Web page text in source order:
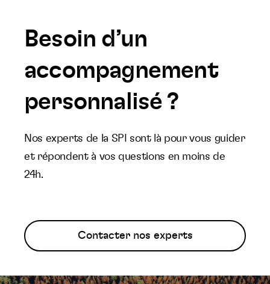
Besoin d’un
accompagnement
personnalisé ?
Nos experts de la SPI sont là pour vous guider
et répondent à vos questions en moins de
24h.
Contacter nos experts